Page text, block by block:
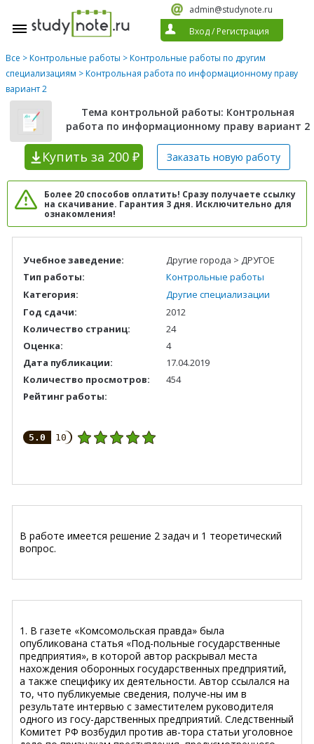
admin@studynote.ru
Вход/ Регистрация
Все >Контрольные работы >Контрольные работы по другим
специализациям > Контрольная работа по информационному праву
вариант 2
Тема контрольной работы: Контрольная
работа по информационному праву вариант 2
Купить за 200 ₽ Заказать новую работу
Более 20 способов оплатить! Сразу получаете ссылку
на скачивание. Гарантия 3 дня. Исключительно для
ознакомления!
Учебное заведение:
Другие города > ДРУГОЕ
Тип работы:
Контрольные работы
Категория:
Другие специализации
Год сдачи:
2012
Количество страниц:
24
Оценка:
4
Дата публикации:
17.04.2019
Количество просмотров:
454
Рейтинг работы:
5.0 10
В работе имеется решение 2 задач и 1 теоретический
вопрос.
1. В газете «Комсомольская правда» была
опубликована статья «Под-польные государственные
предприятия», в которой автор раскрывал места
нахождения оборонных государственных предприятий,
а также специфику их деятельности. Автор ссылался на
то, что публикуемые сведения, получе-ны им в
результате интервью с заместителем руководителя
одного из госу-дарственных предприятий. Следственный
Комитет РФ возбудил против ав-тора статьи уголовное